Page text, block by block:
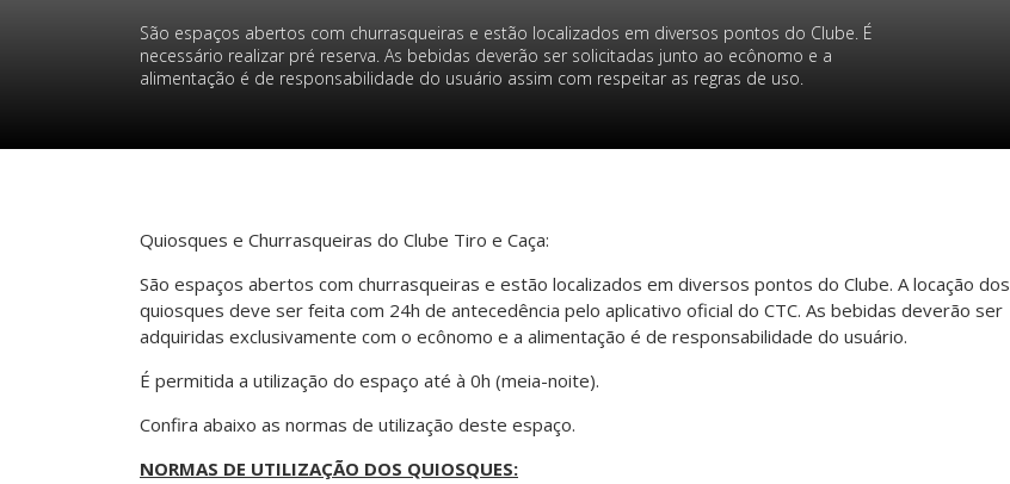
São espaços abertos com churrasqueiras e estão localizados em diversos pontos do Clube. É
necessário realizar pré reserva. As bebidas deverão ser solicitadas junto ao ecônomo e a
alimentação é de responsabilidade do usuário assim com respeitar as regras de uso.
Quiosques e Churrasqueiras do Clube Tiro e Caça:
São espaços abertos com churrasqueiras e estão localizados em diversos pontos do Clube. A locação dos
quiosques deve ser feita com 24h de antecedência pelo aplicativo oficial do CTC. As bebidas deverão ser
adquiridas exclusivamente com o ecônomo e a alimentação é de responsabilidade do usuário.
É permitida a utilização do espaço até à 0h (meia-noite).
Confira abaixo as normas de utilização deste espaço.
NORMAS DE UTILIZAÇÃO DOS QUIOSQUES: